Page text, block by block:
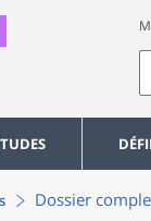
Dossier